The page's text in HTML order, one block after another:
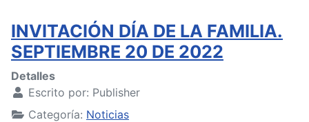
INVITACIÓN DÍA DE LA FAMILIA.
SEPTIEMBRE 20 DE 2022
Detalles
Escrito por: Publisher
Categoría: Noticias